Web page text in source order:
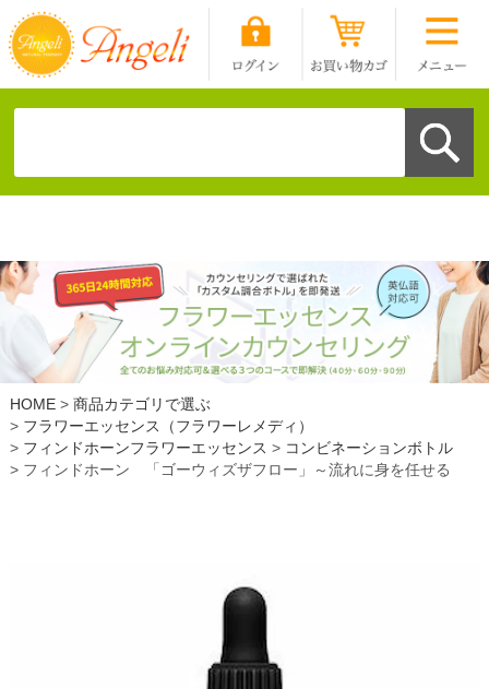
HOME
商品カテゴリで選ぶ
フラワーエッセンス（フラワーレメディ）
フィンドホーンフラワーエッセンス
コンビネーションボトル
フィンドホーン 「ゴーウィズザフロー」～流れに身を任せる